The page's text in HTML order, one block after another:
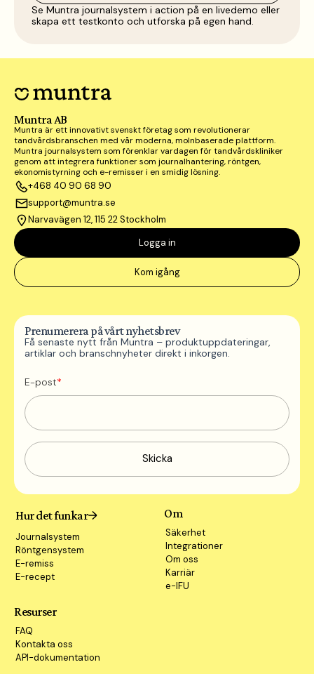
Se Muntra journalsystem i action på en livedemo eller
skapa ett testkonto och utforska på egen hand.
Muntra AB
Muntra är ett innovativt svenskt företag som revolutionerar
tandvårdsbranschen med vår moderna, molnbaserade plattform.
Muntra journalsystem som förenklar vardagen för tandvårdskliniker
genom att integrera funktioner som journalhantering, röntgen,
ekonomistyrning och e-remisser i en smidig lösning.
+468 40 90 68 90
support@muntra.se
Narvavägen 12, 115 22 Stockholm
Logga in
Kom igång
Prenumerera på vårt nyhetsbrev
Få senaste nytt från Muntra – produktuppdateringar,
artiklar och branschnyheter direkt i inkorgen.
E-post*
Hur det funkar
Journalsystem
Röntgensystem
E-remiss
E-recept
Om
Säkerhet
Integrationer
Om oss
Karriär
e-IFU
Resurser
FAQ
Kontakta oss
API-dokumentation